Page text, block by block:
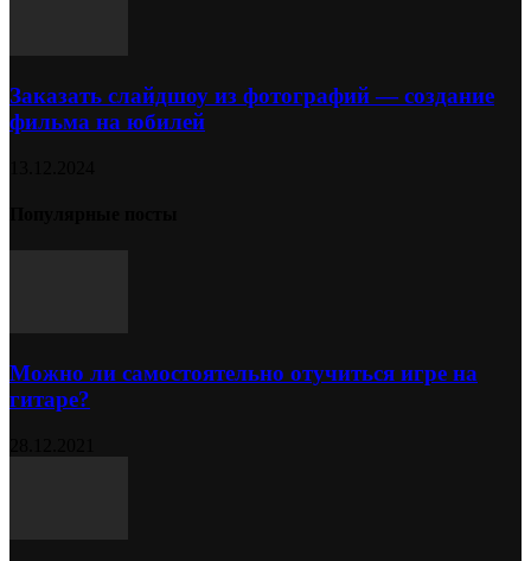
Заказать слайдшоу из фотографий — создание
фильма на юбилей
Можно ли самостоятельно отучиться игре на
гитаре?